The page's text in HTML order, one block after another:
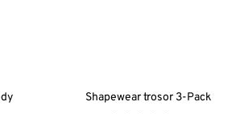
Shapewear trosor 3-Pack